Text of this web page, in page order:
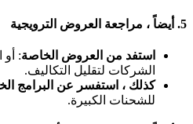
5. أيضاً ، مراجعة العروض الترويجية
استفد من العروض الخاصة: أو
الشركات لتقليل التكاليف.
كذلك ، استفسر عن البرامج
للشحنات الكبيرة.